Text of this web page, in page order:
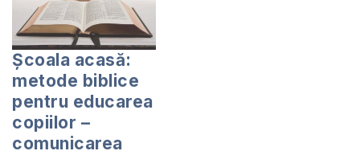
în vârstă sau
manifestă lipsă de
respect și
indiferență față de
cei din jurul lui.
După cum am
menționat…
Școala acasă:
metode biblice
pentru educarea
copiilor –
comunicarea